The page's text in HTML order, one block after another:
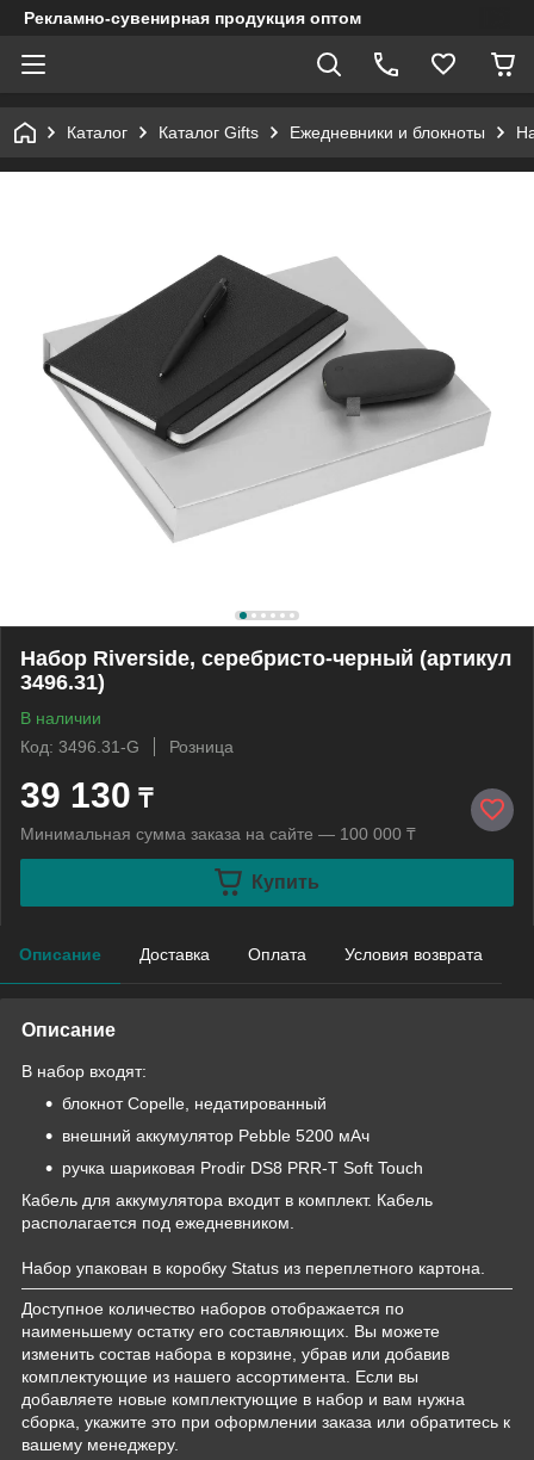
Рекламно-сувенирная продукция оптом
Каталог Каталог Gifts Ежедневники и блокноты
Набор Riverside, серебристо-черный (артикул
3496.31)
В наличии
Код: 3496.31-G
Розница
39 130 ₸
Минимальная сумма заказа на сайте — 100 000 ₸
Купить
Описание Доставка Оплата Условия возврата
Описание
В набор входят:
блокнот Copelle, недатированный
внешний аккумулятор Pebble 5200 мАч
ручка шариковая Prodir DS8 PRR-Т Soft Touch
Кабель для аккумулятора входит в комплект. Кабель
располагается под ежедневником.
Набор упакован в коробку Status из переплетного картона.
Доступное количество наборов отображается по
наименьшему остатку его составляющих. Вы можете
изменить состав набора в корзине, убрав или добавив
комплектующие из нашего ассортимента. Если вы
добавляете новые комплектующие в набор и вам нужна
сборка, укажите это при оформлении заказа или обратитесь к
вашему менеджеру.